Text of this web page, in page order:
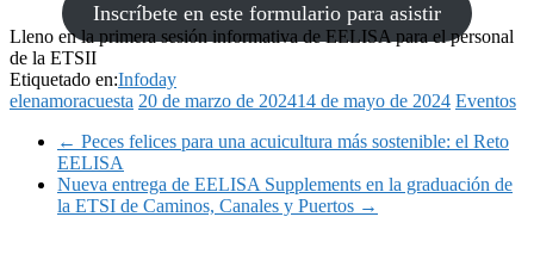
Inscríbete en este formulario para asistir
Lleno en la primera sesión informativa de EELISA para el personal
de la ETSII
Etiquetado en:Infoday
elenamoracuesta 20 de marzo de 202414 de mayo de 2024 Eventos
← Peces felices para una acuicultura más sostenible: el Reto
EELISA
Nueva entrega de EELISA Supplements en la graduación de
la ETSI de Caminos, Canales y Puertos →